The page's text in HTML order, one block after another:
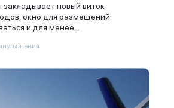
новый виток
окно для размещений
и для менее...
чтения